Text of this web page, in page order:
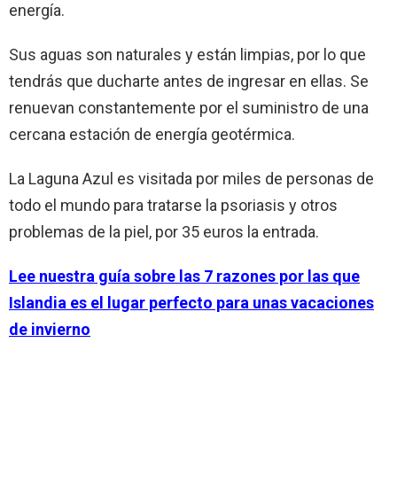
energía.
Sus aguas son naturales y están limpias, por lo que
tendrás que ducharte antes de ingresar en ellas. Se
renuevan constantemente por el suministro de una
cercana estación de energía geotérmica.
La Laguna Azul es visitada por miles de personas de
todo el mundo para tratarse la psoriasis y otros
problemas de la piel, por 35 euros la entrada.
Lee nuestra guía sobre las 7 razones por las que
Islandia es el lugar perfecto para unas vacaciones
de invierno